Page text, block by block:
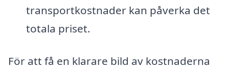
transportkostnader kan påverka det
totala priset.
För att få en klarare bild av kostnaderna